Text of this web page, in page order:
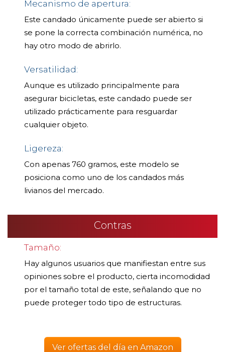
Mecanismo de apertura:
Este candado únicamente puede ser abierto si
se pone la correcta combinación numérica, no
hay otro modo de abrirlo.
Versatilidad:
Aunque es utilizado principalmente para
asegurar bicicletas, este candado puede ser
utilizado prácticamente para resguardar
cualquier objeto.
Ligereza:
Con apenas 760 gramos, este modelo se
posiciona como uno de los candados más
livianos del mercado.
Contras
Tamaño:
Hay algunos usuarios que manifiestan entre sus
opiniones sobre el producto, cierta incomodidad
por el tamaño total de este, señalando que no
puede proteger todo tipo de estructuras.
Ver ofertas del día en Amazon